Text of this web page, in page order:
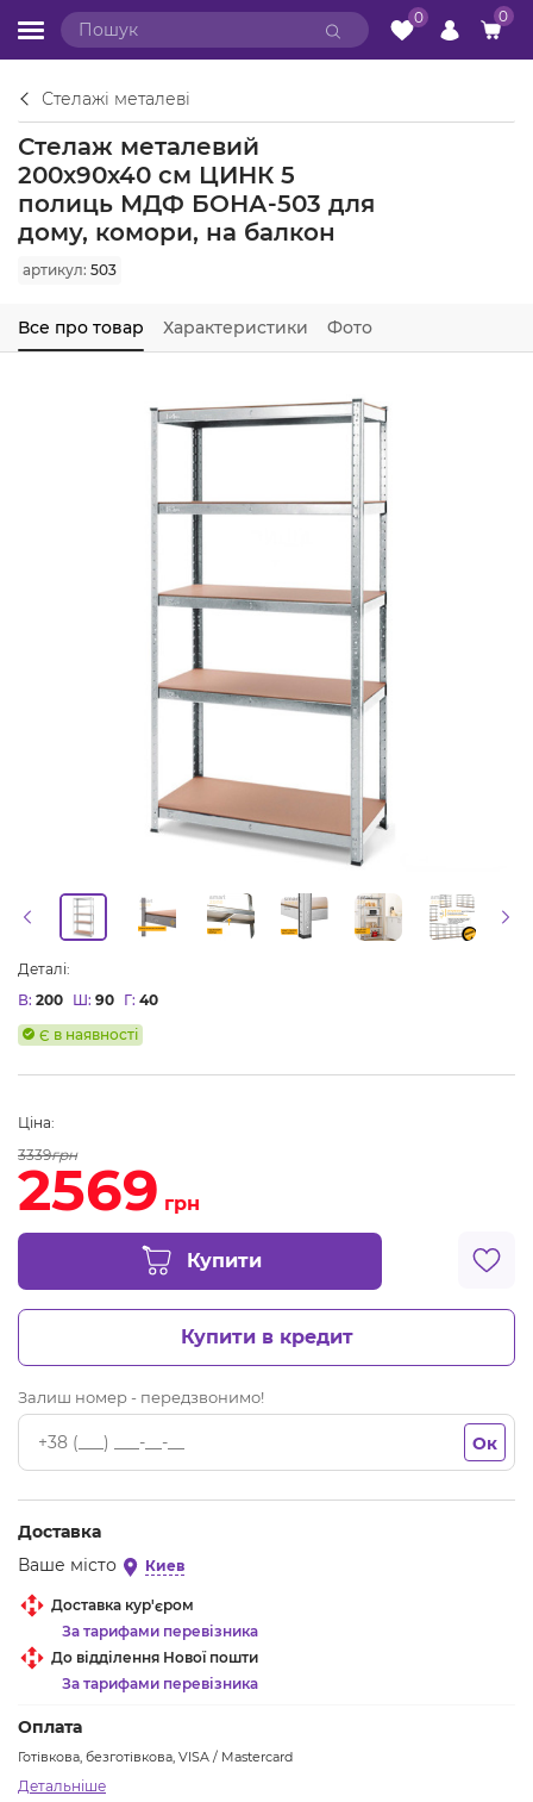
0 0
Стелажі металеві
Стелаж металевий
200х90х40 см ЦИНК 5
полиць МДФ БОНА-503 для
дому, комори, на балкон
артикул: 503
Все про товар Характеристики Фото
Деталі:
В: 200 Ш: 90 Г: 40
Є в наявності
Ціна:
3339грн
2569 грн
Купити
Купити в кредит
Залиш номер - передзвонимо!
Ок
Доставка
Ваше місто
Киев
Доставка кур'єром
За тарифами перевізника
До відділення Нової пошти
За тарифами перевізника
Оплата
Готівкова, безготівкова, VISA / Mastercard
Детальніше